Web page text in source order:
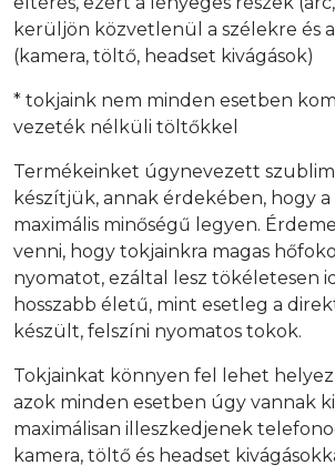
kerüljön közvetlenül a szélekre és
(kamera, töltő, headset kivágások)
* tokjaink nem minden esetben
vezeték nélküli töltőkkel
Termékeinket úgynevezett
készítjük, annak érdekében, hogy
maximális minőségű legyen.
venni, hogy tokjainkra magas
nyomatot, ezáltal lesz tökéletesen
hosszabb életű, mint esetleg a
készült, felszíni nyomatos tokok.
Tokjainkat könnyen fel lehet
azok minden esetben úgy vannak
maximálisan illeszkedjenek
kamera, töltő és headset